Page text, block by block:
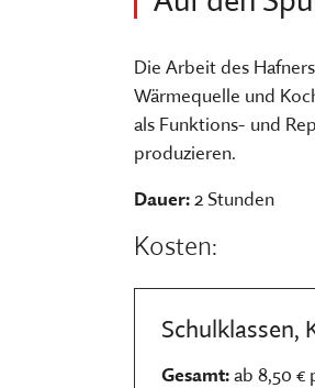
FÜHRUNGEN
ESSEN,
STORCHENNEST
PR &
Die Arbeit des
Wärmequelle und
als Funktions- und
produzieren.
Dauer: 2 Stunden
Kosten:
Schulklassen,
Gesamt:ab 8,50 €